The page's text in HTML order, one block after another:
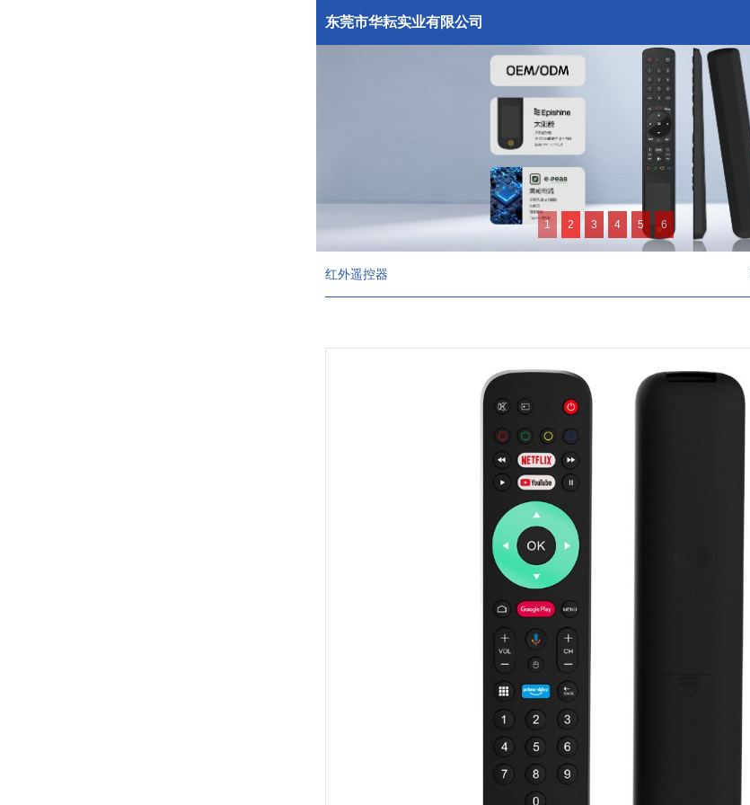
东莞市华耘实业有限公司
1 2 3 4 5 6
红外遥控器